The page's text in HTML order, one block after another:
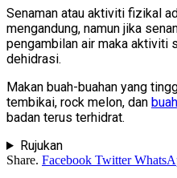
Senaman atau aktiviti fizikal
mengandung, namun jika
pengambilan air maka aktiviti
dehidrasi.
Makan buah-buahan yang
tembikai, rock melon, dan
badan terus terhidrat.
Rujukan
Share. Facebook Twitter